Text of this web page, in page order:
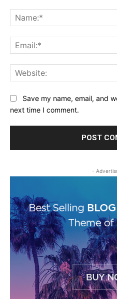
Save my name, email, and
next time I comment.
-